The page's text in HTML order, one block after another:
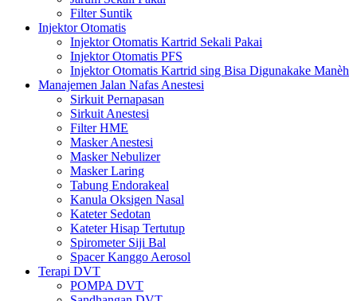
Filter Suntik
Injektor Otomatis
Injektor Otomatis Kartrid Sekali Pakai
Injektor Otomatis PFS
Injektor Otomatis Kartrid sing Bisa Digunakake Manèh
Manajemen Jalan Nafas Anestesi
Sirkuit Pernapasan
Sirkuit Anestesi
Filter HME
Masker Anestesi
Masker Nebulizer
Masker Laring
Tabung Endorakeal
Kanula Oksigen Nasal
Kateter Sedotan
Kateter Hisap Tertutup
Spirometer Siji Bal
Spacer Kanggo Aerosol
Terapi DVT
POMPA DVT